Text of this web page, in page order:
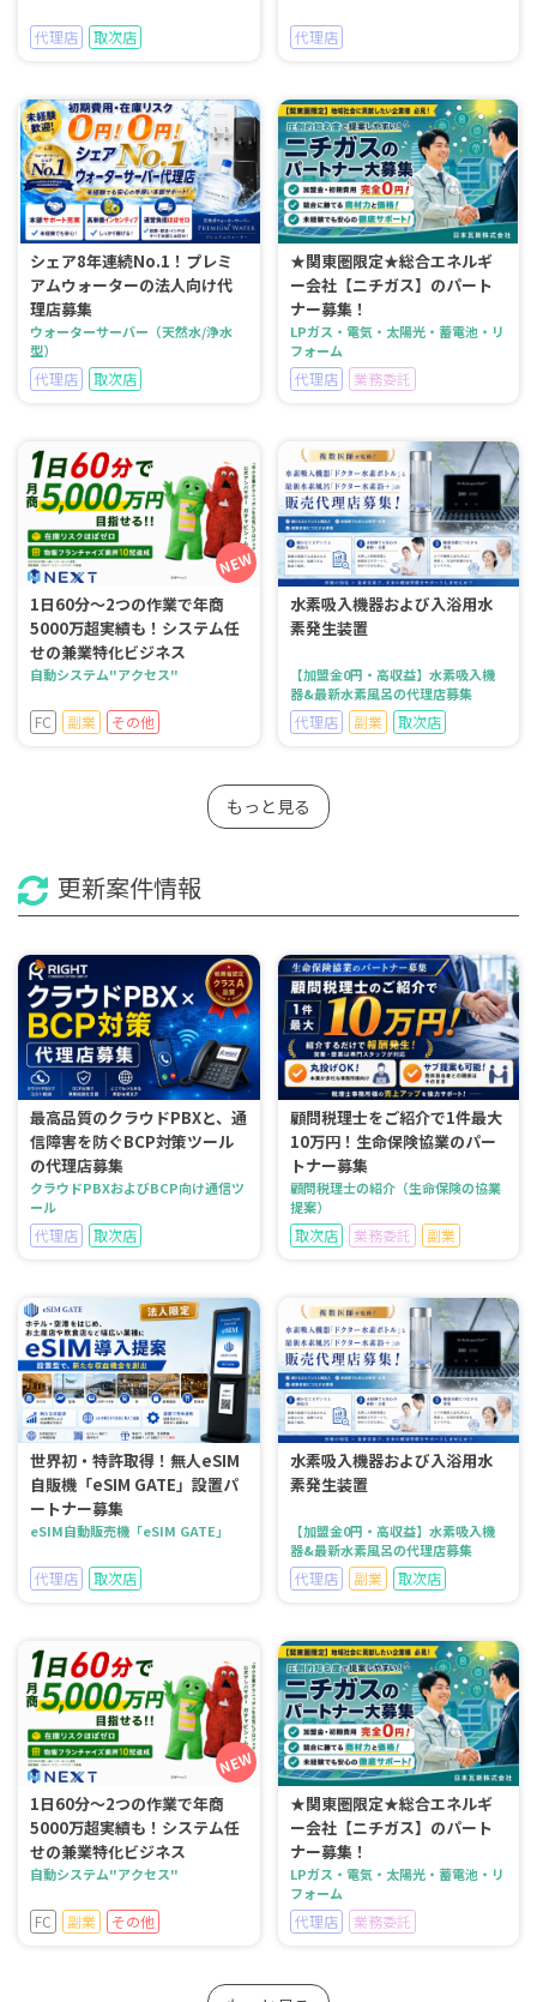
代理店 取次店 代理店
シェア8年連続No.1！プレミ
アムウォーターの法人向け代
理店募集
ウォーターサーバー（天然水/浄水
型）
代理店 取次店
★関東圏限定★総合エネルギ
ー会社【ニチガス】のパート
ナー募集！
LPガス・電気・太陽光・蓄電池・リ
フォーム
代理店 業務委託
1日60分～2つの作業で年商
5000万超実績も！システム任
せの兼業特化ビジネス
自動システム"アクセス"
FC 副業 その他
水素吸入機器および入浴用水
素発生装置
【加盟金0円・高収益】水素吸入機
器&最新水素風呂の代理店募集
代理店 副業 取次店
もっと見る
更新案件情報
最高品質のクラウドPBXと、通
信障害を防ぐBCP対策ツール
の代理店募集
クラウドPBXおよびBCP向け通信ツ
ール
代理店 取次店
顧問税理士をご紹介で1件最大
10万円！生命保険協業のパー
トナー募集
顧問税理士の紹介（生命保険の協業
提案）
取次店 業務委託 副業
世界初・特許取得！無人eSIM
自販機「eSIM GATE」設置パ
ートナー募集
eSIM自動販売機「eSIM GATE」
代理店 取次店
水素吸入機器および入浴用水
素発生装置
【加盟金0円・高収益】水素吸入機
器&最新水素風呂の代理店募集
代理店 副業 取次店
1日60分～2つの作業で年商
5000万超実績も！システム任
せの兼業特化ビジネス
自動システム"アクセス"
FC 副業 その他
★関東圏限定★総合エネルギ
ー会社【ニチガス】のパート
ナー募集！
LPガス・電気・太陽光・蓄電池・リ
フォーム
代理店 業務委託